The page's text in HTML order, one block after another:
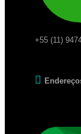
+55 (11)